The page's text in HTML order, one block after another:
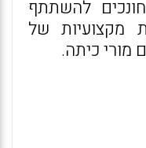
להשתתף
מקצועיות של
מורי כיתה.